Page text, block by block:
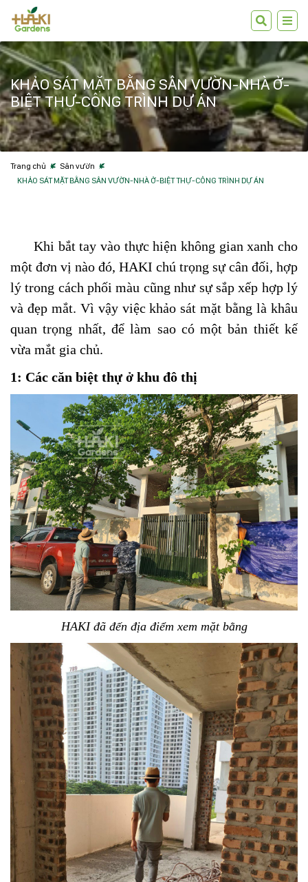
KHẢO SÁT MẶT BẰNG SÂN VƯỜN-NHÀ Ở-
BIỆT THỰ-CÔNG TRÌNH DỰ ÁN
Trang chủ
Sân vườn
KHẢO SÁT MẶT BẰNG SÂN VƯỜN-NHÀ Ở-BIỆT THỰ-CÔNG TRÌNH DỰ ÁN
Khi bắt tay vào thực hiện không gian xanh cho
một đơn vị nào đó, HAKI chú trọng sự cân đối, hợp
lý trong cách phối màu cũng như sự sắp xếp hợp lý
và đẹp mắt. Vì vậy việc khảo sát mặt bằng là khâu
quan trọng nhất, để làm sao có một bản thiết kế
vừa mắt gia chủ.
1: Các căn biệt thự ở khu đô thị
HAKI đã đến địa điểm xem mặt bằng